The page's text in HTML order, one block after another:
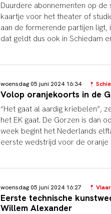
Duurdere abonnementen op
kaartje voor het theater of
aan de formerende partijen ligt,
dat geldt dus ook in Schiedam
woensdag 05 juni 2024 16:34
Volop oranjekoorts in de
“Het gaat al aardig kriebelen”,
het EK gaat. De Gorzen is dan
week begint het Nederlands
eerste wedstrijd voor de oranje
woensdag 05 juni 2024 16:27
Eerste technische
Willem Alexander